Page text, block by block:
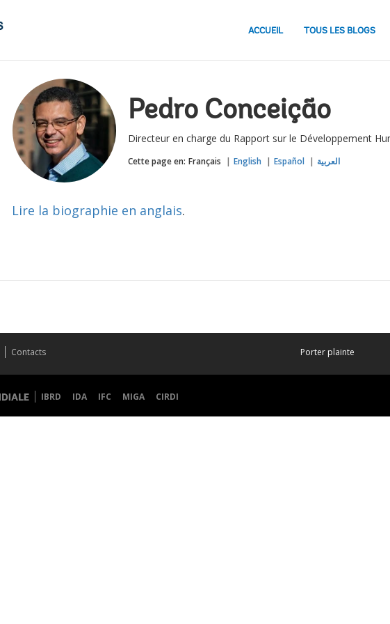
ACCUEIL TOUS LES BLOGS
Pedro Conceição
Directeur en charge du Rapport sur le Développement
Cette page en: Français English Español العربية
Lire la biographie en anglais.
Contacts Porter plainte
IBRD IDA IFC MIGA CIRDI